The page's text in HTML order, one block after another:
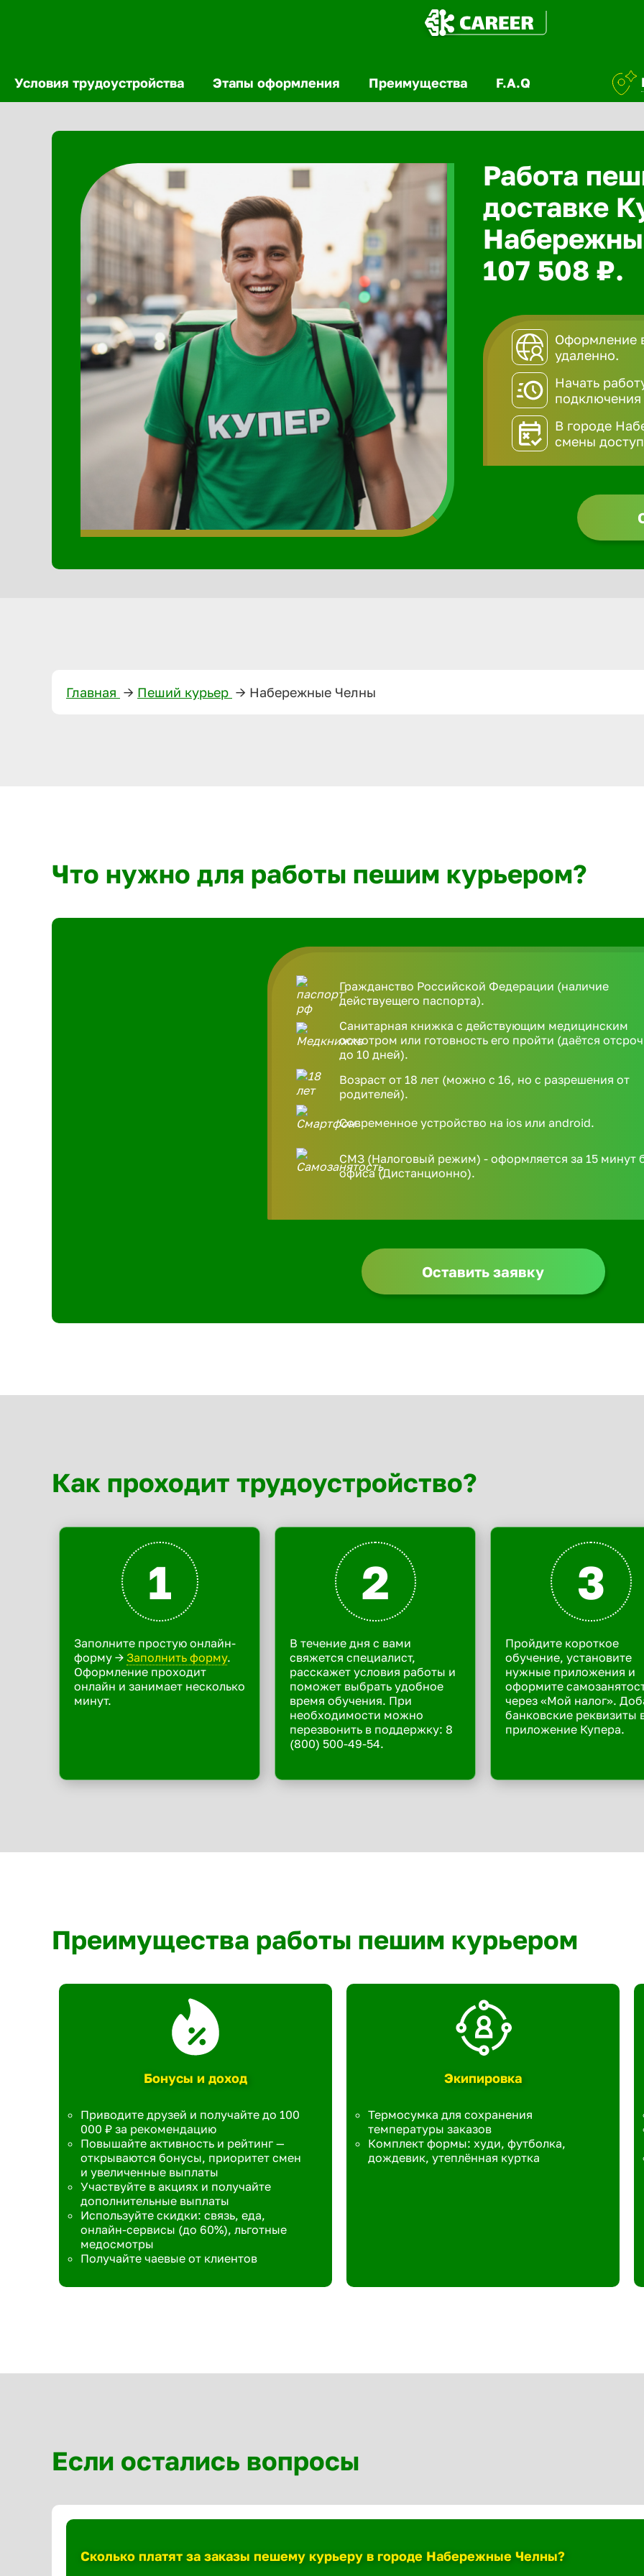
Условия трудоустройства Этапы оформления Преимущества F.A.Q
Работа
доставке
107 508 ₽.
Оформление
удаленно.
Начать
подключения
В городе
смены
Главная —> Пеший курьер —> Набережные Челны
Что нужно для работы пешим курьером?
Гражданство Российской Федерации (наличие
действуещего паспорта).
Санитарная книжка с действующим медицинским
осмотром или готовность его пройти (даётся
до 10 дней).
Возраст от 18 лет (можно с 16, но с разрешения от
родителей).
Современное устройство на ios или android.
СМЗ (Налоговый режим) - оформляется за 15 минут
офиса (Дистанционно).
Оставить заявку
Как проходит трудоустройство?
1
Заполните простую онлайн-
форму -> Заполнить форму.
Оформление проходит
онлайн и занимает несколько
минут.
2
В течение дня с вами
свяжется специалист,
расскажет условия работы и
поможет выбрать удобное
время обучения. При
необходимости можно
перезвонить в поддержку: 8
(800) 500-49-54.
3
Пройдите короткое
обучение, установите
нужные приложения и
оформите
через «Мой налог».
банковские реквизиты
приложение Купера.
Преимущества работы пешим курьером
Бонусы и доход
Приводите друзей и получайте до 100
000 ₽ за рекомендацию
Повышайте активность и рейтинг —
открываются бонусы, приоритет смен
и увеличенные выплаты
Участвуйте в акциях и получайте
дополнительные выплаты
Используйте скидки: связь, еда,
онлайн-сервисы (до 60%), льготные
медосмотры
Получайте чаевые от клиентов
Экипировка
Термосумка для сохранения
температуры заказов
Комплект формы: худи, футболка,
дождевик, утеплённая куртка
Если остались вопросы
Сколько платят за заказы пешему курьеру в городе Набережные Челны?